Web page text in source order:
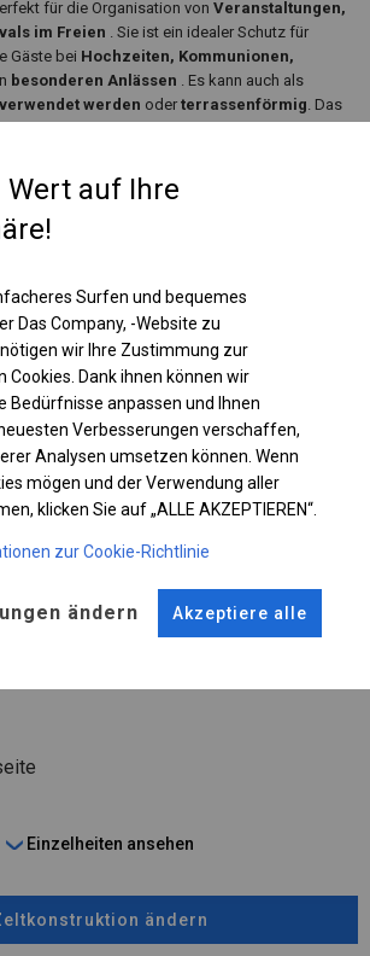
für die Organisation von Veranstaltungen,
im Freien . Sie ist ein idealer Schutz für
Gäste bei Hochzeiten, Kommunionen,
besonderen Anlässen . Es kann auch als
werden oder terrassenförmig. Das
Einzelheiten ansehen
Plane ändern
ANSCHLÜSSE
Stahl ca.fi 54 mm
STRINGS
Einzelheiten ansehen
ändern
Wert auf Ihre
Surfen und bequemes
Das Company, -Website zu
wir Ihre Zustimmung zur
Cookies. Dank ihnen können wir
Bedürfnisse anpassen und Ihnen
Verbesserungen verschaffen,
Analysen umsetzen können. Wenn
mögen und der Verwendung aller
klicken Sie auf „ALLE AKZEPTIEREN“.
zur Cookie-Richtlinie
ändern Akzeptiere alle